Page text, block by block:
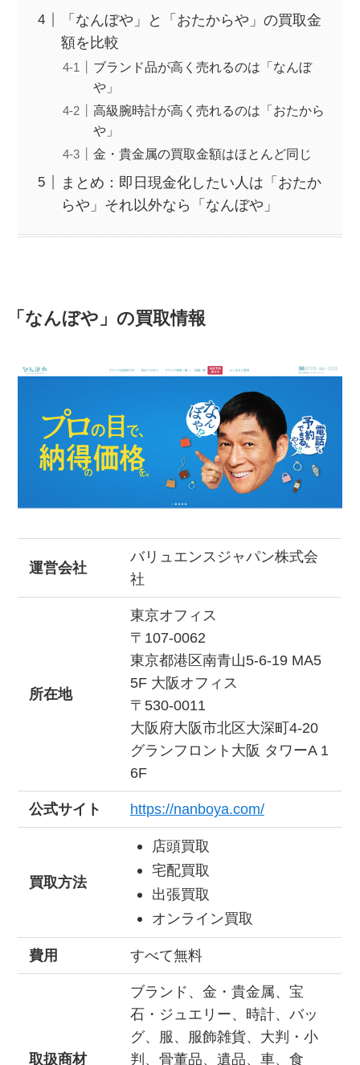
「なんぼや」と「おたからや」の買取金
額を比較
ブランド品が高く売れるのは「なんぼ
や」
高級腕時計が高く売れるのは「おたから
や」
金・貴金属の買取金額はほとんど同じ
まとめ：即日現金化したい人は「おたか
らや」それ以外なら「なんぼや」
「なんぼや」の買取情報
運営会社
バリュエンスジャパン株式会
社
所在地
東京オフィス
〒107-0062
東京都港区南青山5-6-19 MA5
5F 大阪オフィス
〒530-0011
大阪府大阪市北区大深町4-20
グランフロント大阪 タワーA 1
6F
公式サイト https://nanboya.com/
買取方法
店頭買取
宅配買取
出張買取
オンライン買取
費用 すべて無料
取扱商材
ブランド、金・貴金属、宝
石・ジュエリー、時計、バッ
グ、服、服飾雑貨、大判・小
判、骨董品、遺品、車、食